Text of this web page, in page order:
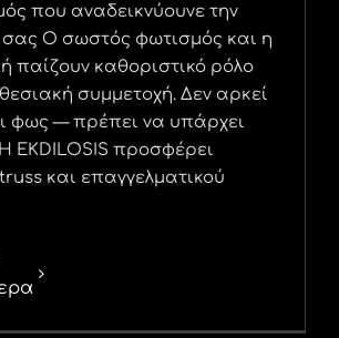
που αναδεικνύουνε την
Ο σωστός φωτισμός και η
παίζουν καθοριστικό ρόλο
συμμετοχή. Δεν αρκεί
φως — πρέπει να υπάρχει
EKDILOSIS προσφέρει
και επαγγελματικού